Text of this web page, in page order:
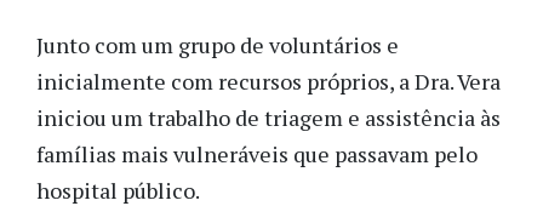
Junto com um grupo de voluntários e
inicialmente com recursos próprios, a Dra. Vera
iniciou um trabalho de triagem e assistência às
famílias mais vulneráveis que passavam pelo
hospital público.